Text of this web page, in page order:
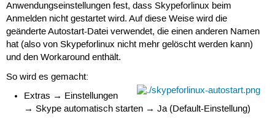
Anwendungseinstellungen fest, dass Skypeforlinux beim
Anmelden nicht gestartet wird. Auf diese Weise wird die
geänderte Autostart-Datei verwendet, die einen anderen Namen
hat (also von Skypeforlinux nicht mehr gelöscht werden kann)
und den Workaround enthält.
So wird es gemacht:
Extras → Einstellungen
→ Skype automatisch starten → Ja (Default-Einstellung)